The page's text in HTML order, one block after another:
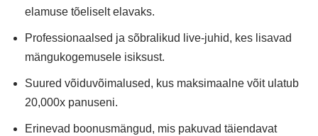
elamuse tõeliselt elavaks.
Professionaalsed ja sõbralikud live-juhid, kes lisavad
mängukogemusele isiksust.
Suured võiduvõimalused, kus maksimaalne võit ulatub
20,000x panuseni.
Erinevad boonusmängud, mis pakuvad täiendavat